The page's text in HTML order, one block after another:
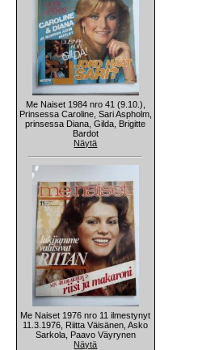
Me Naiset 1984 nro 41 (9.10.),
Prinsessa Caroline, Sari Aspholm,
prinsessa Diana, Gilda, Brigitte
Bardot
Näytä
Me Naiset 1976 nro 11 ilmestynyt
11.3.1976, Riitta Väisänen, Asko
Sarkola, Paavo Väyrynen
Näytä